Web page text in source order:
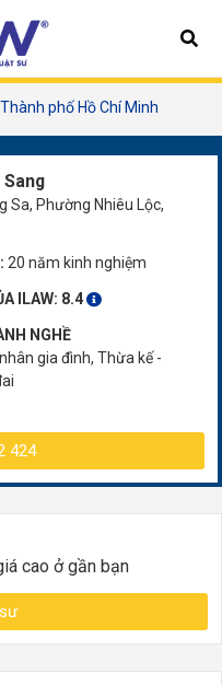
Thành phố Hồ Chí Minh
Sa, Phường Nhiêu Lộc,
20 năm kinh nghiệm
ILAW: 8.4
NGHỀ
gia đình, Thừa kế -
424
cao ở gần bạn